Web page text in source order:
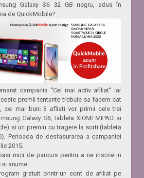
Galaxy S6 32 GB negru, adus în
de QuickMobile?
campania "Cel mai activ afiliat" iar
premii tentante trebuie sa facem cat
cei mai buni 3 afliati vor primii cele trei
Galaxy S6, tableta XIOMI MIPAD si
si un premiu cu tragere la sorti (tableta
Perioada de desfasurarea a campaniei
2015.
mici de parcurs pentru a ne inscrie in
anume:
gratuit printr-un cont de afiliat pe